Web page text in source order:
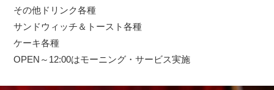
その他ドリンク各種
サンドウィッチ＆トースト各種
ケーキ各種
OPEN～12:00はモーニング・サービス実施